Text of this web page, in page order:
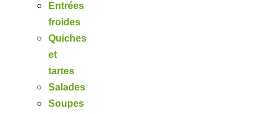
Entrées
froides
Quiches
et
tartes
Salades
Soupes